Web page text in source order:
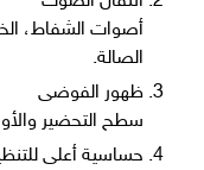
أصوات الشفاط،
الصالة.
ظهور الفوضى
سطح التحضير
حساسية أعلى